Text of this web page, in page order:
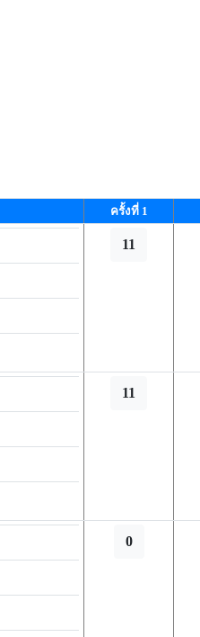
ครั้งที่ 1
11
11
0